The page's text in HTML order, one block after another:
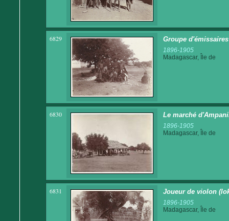
6829 Groupe d'émissaires
1896-1905
Madagascar, Île de
6830 Le marché
1896-1905
Madagascar, Île de
6831 Joueur de violon
1896-1905
Madagascar, Île de